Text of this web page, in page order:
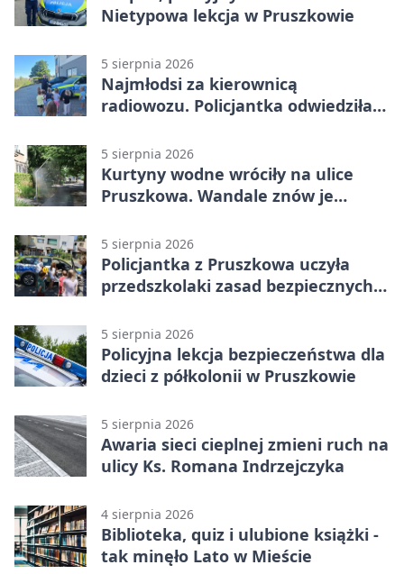
Nietypowa lekcja w Pruszkowie
5 sierpnia 2026
Najmłodsi za kierownicą
radiowozu. Policjantka odwiedziła
5 sierpnia 2026
Kurtyny wodne wróciły na ulice
Pruszkowa. Wandale znów je
5 sierpnia 2026
Policjantka z Pruszkowa uczyła
przedszkolaki zasad bezpiecznych
5 sierpnia 2026
Policyjna lekcja bezpieczeństwa dla
dzieci z półkolonii w Pruszkowie
5 sierpnia 2026
Awaria sieci cieplnej zmieni ruch na
ulicy Ks. Romana Indrzejczyka
4 sierpnia 2026
Biblioteka, quiz i ulubione książki -
tak minęło Lato w Mieście